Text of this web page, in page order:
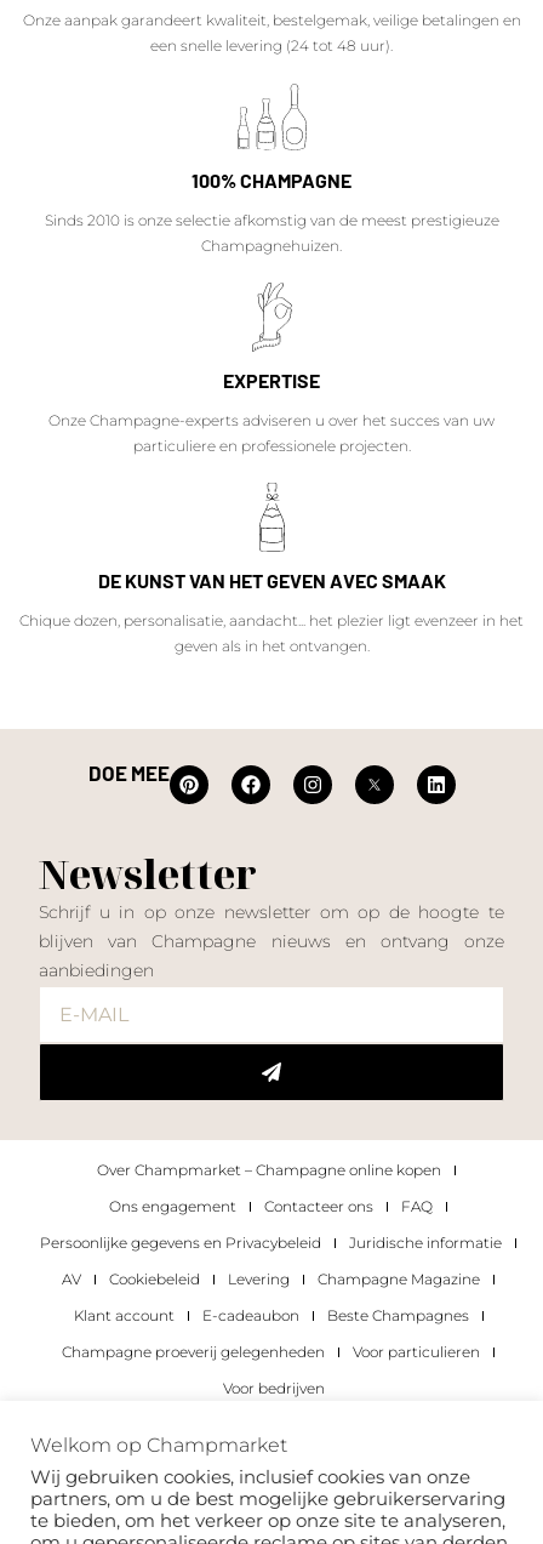
Onze aanpak garandeert kwaliteit, bestelgemak, veilige betalingen en
een snelle levering (24 tot 48 uur).
100% CHAMPAGNE
Sinds 2010 is onze selectie afkomstig van de meest prestigieuze
Champagnehuizen.
EXPERTISE
Onze Champagne-experts adviseren u over het succes van uw
particuliere en professionele projecten.
DE KUNST VAN HET GEVEN AVEC SMAAK
Chique dozen, personalisatie, aandacht... het plezier ligt evenzeer in het
geven als in het ontvangen.
DOE MEE
Newsletter
Schrijf u in op onze newsletter om op de hoogte te
blijven van Champagne nieuws en ontvang onze
aanbiedingen
Over Champmarket – Champagne online kopen
Ons engagement
Contacteer ons
FAQ
Persoonlijke gegevens en Privacybeleid
Juridische informatie
AV
Cookiebeleid Levering
Champagne Magazine
Klant account
E-cadeaubon
Beste Champagnes
Champagne proeverij gelegenheden
Voor particulieren
Voor bedrijven
Copyright 2022 © alle rechten voorbehouden.
Welkom op Champmarket
Wij gebruiken cookies, inclusief cookies van onze
partners, om u de best mogelijke gebruikerservaring
te bieden, om het verkeer op onze site te analyseren,